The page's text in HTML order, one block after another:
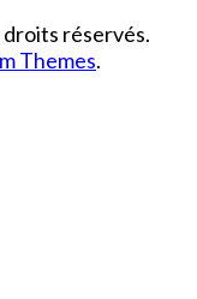
droits réservés.
Themes.